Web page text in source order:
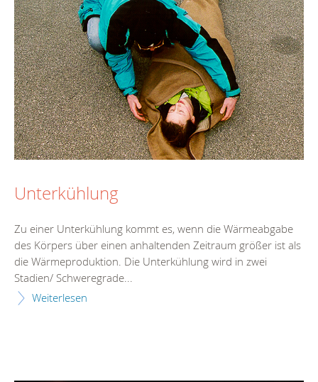
Unterkühlung
Zu einer Unterkühlung kommt es, wenn die Wärmeabgabe
des Körpers über einen anhaltenden Zeitraum größer ist als
die Wärmeproduktion. Die Unterkühlung wird in zwei
Stadien/ Schweregrade...
Weiterlesen